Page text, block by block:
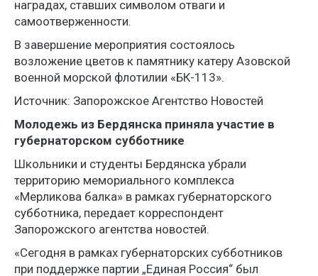
наградах, ставших символом отваги и
самоотверженности.
В завершение мероприятия состоялось
возложение цветов к памятнику катеру Азовской
военной морской флотилии «БК-113».
Источник: Запорожское Агентство Новостей
Молодежь из Бердянска приняла участие в
губернаторском субботнике
Школьники и студенты Бердянска убрали
территорию мемориального комплекса
«Мерликова балка» в рамках губернаторского
субботника, передает корреспондент
Запорожского агентства новостей.
«Сегодня в рамках губернаторских субботников
при поддержке партии „Единая Россия“ был